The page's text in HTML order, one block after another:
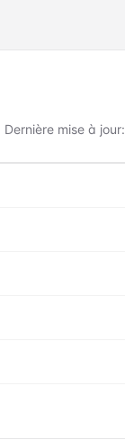
Dernière mise à jour: